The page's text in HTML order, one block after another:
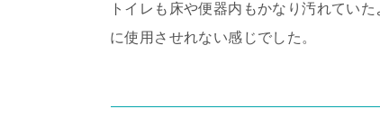
トイレも床や便器内もかなり汚れてい
に使用させれない感じでした。